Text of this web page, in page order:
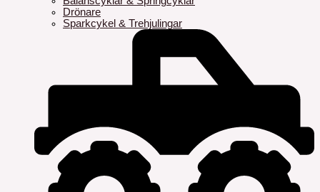
Drönare
Sparkcykel & Trehjulingar